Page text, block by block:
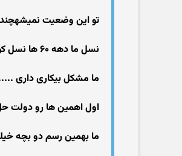
تو این وضعیت
نسل ما دهه ۶۰ ها نسل کوچه و گل کوچیکه ولی امروز دیگه نه
ما مشکل بیکاری داری
اول اهمین ها رو دولت
ما بهمین رسم دو بچه